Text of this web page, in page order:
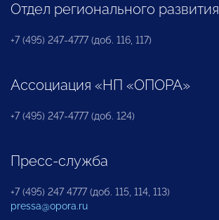
Отдел регионального развития
+7 (495) 247-4777 (доб. 116, 117)
Ассоциация «НП «ОПОРА»
+7 (495) 247-4777 (доб. 124)
Пресс-служба
+7 (495) 247 4777 (доб. 115, 114, 113)
pressa@opora.ru